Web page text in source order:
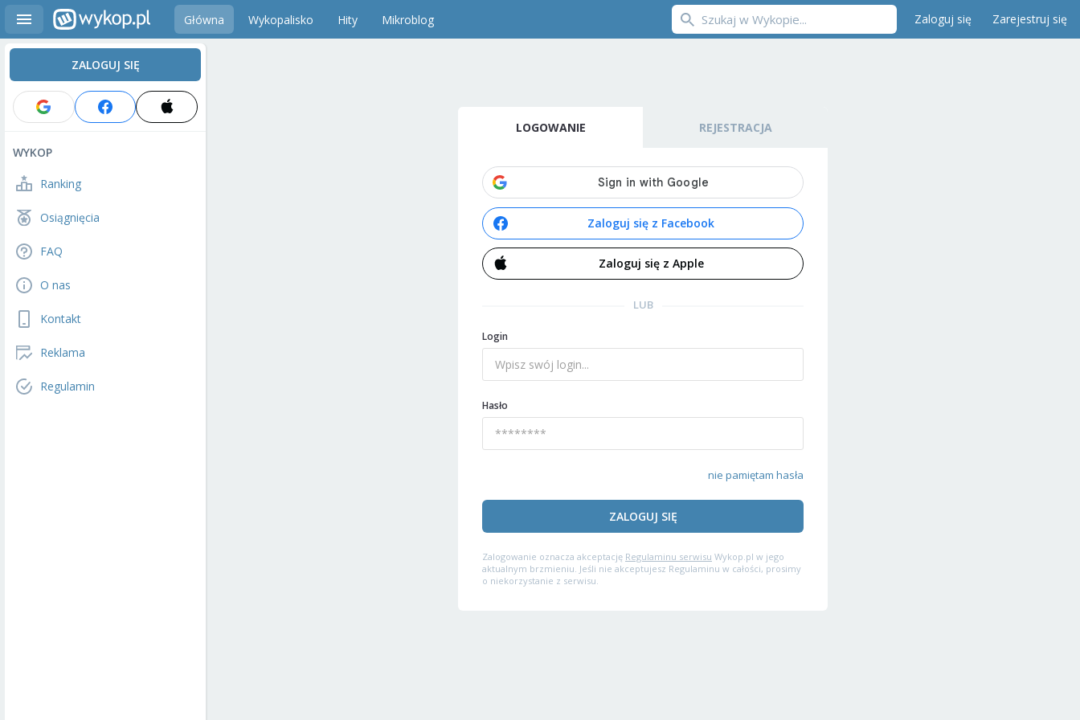
Główna Wykopalisko Hity Mikroblog Zaloguj się Zarejestruj się
ZALOGUJ SIĘ
WYKOP
Ranking
Osiągnięcia
FAQ
O nas
Kontakt
Reklama
Regulamin
LOGOWANIE REJESTRACJA
Zaloguj się z Facebook
Zaloguj się z Apple
LUB
Login
Hasło
nie pamiętam hasła
ZALOGUJ SIĘ
Zalogowanie oznacza akceptację Regulaminu serwisu Wykop.pl w jego
aktualnym brzmieniu. Jeśli nie akceptujesz Regulaminu w całości, prosimy
o niekorzystanie z serwisu.